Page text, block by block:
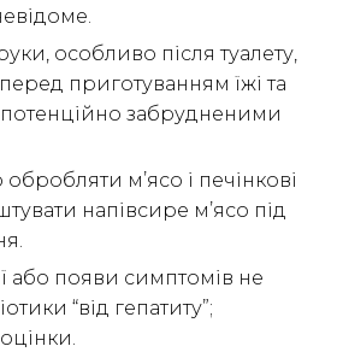
особливо після туалету,
перед приготуванням їжі та
потенційно забрудненими
м’ясо і печінкові
напівсире м’ясо під
або появи симптомів не
“від гепатиту”;